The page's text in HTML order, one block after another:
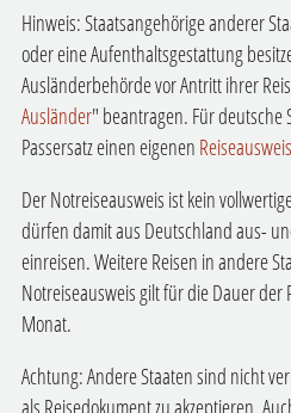
Hinweis: Staatsangehörige anderer
oder eine Aufenthaltsgestattung
Ausländerbehörde vor Antritt ihrer
Ausländer" beantragen. Für deutsche
Passersatz einen eigenen Reiseausweis
Der Notreiseausweis ist kein
dürfen damit aus Deutschland aus-
einreisen. Weitere Reisen in andere
Notreiseausweis gilt für die Dauer der
Monat.
Achtung: Andere Staaten sind nicht
als Reisedokument zu akzeptieren.